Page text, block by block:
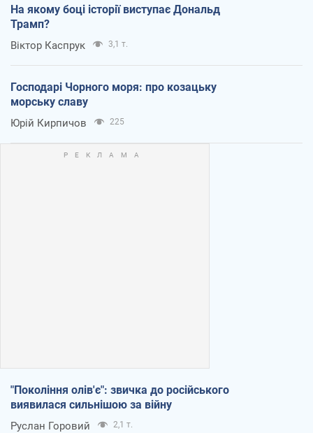
На якому боці історії виступає Дональд
Трамп?
Віктор Каспрук 3,1 т.
Господарі Чорного моря: про козацьку
морську славу
Юрій Кирпичов 225
"Покоління олів'є": звичка до російського
виявилася сильнішою за війну
Руслан Горовий 2,1 т.